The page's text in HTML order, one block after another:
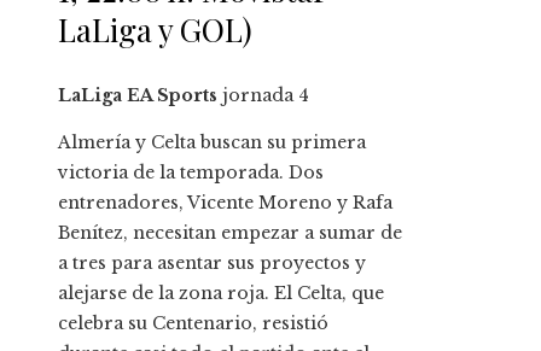
LaLiga y GOL)
LaLiga EA Sports jornada 4
Almería y Celta buscan su primera
victoria de la temporada. Dos
entrenadores, Vicente Moreno y Rafa
Benítez, necesitan empezar a sumar de
a tres para asentar sus proyectos y
alejarse de la zona roja. El Celta, que
celebra su Centenario, resistió